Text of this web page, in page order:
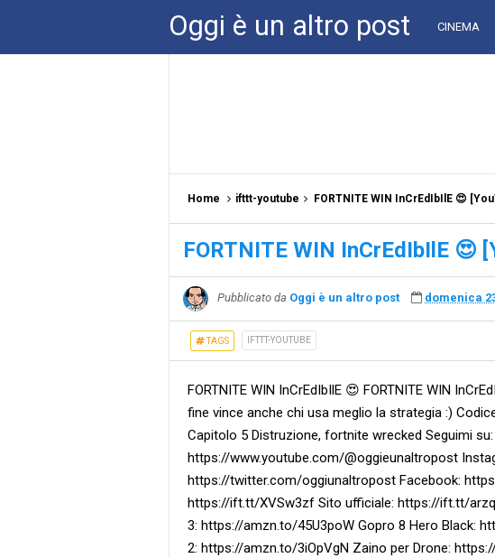
Oggi è un altro post CINEMA
Home ifttt-youtube FORTNITE WIN InCrEdIbIlE 😍
FORTNITE WIN InCrEdIbIlE 😍
Pubblicato da Oggi è un altro post domenica
TAGS IFTTT-YOUTUBE
FORTNITE WIN InCrEdIbIlE 😍 FORTNITE WIN
fine vince anche chi usa meglio la strategia :)
Capitolo 5 Distruzione, fortnite wrecked Seguimi
https://www.youtube.com/@oggieunaltropost
https://twitter.com/oggiunaltropost Facebook:
https://ift.tt/XVSw3zf Sito ufficiale: https://ift.tt/
3: https://amzn.to/45U3poW Gopro 8 Hero Black:
2: https://amzn.to/3iOpVgN Zaino per Drone: